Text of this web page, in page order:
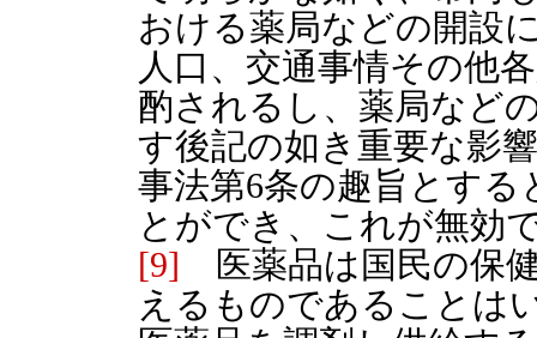
おける薬局などの開設
人口、交通事情その他
酌されるし、薬局など
す後記の如き重要な影
事法第6条の趣旨とす
とができ、これが無効
[9] 医薬品は国民の保
えるものであることは